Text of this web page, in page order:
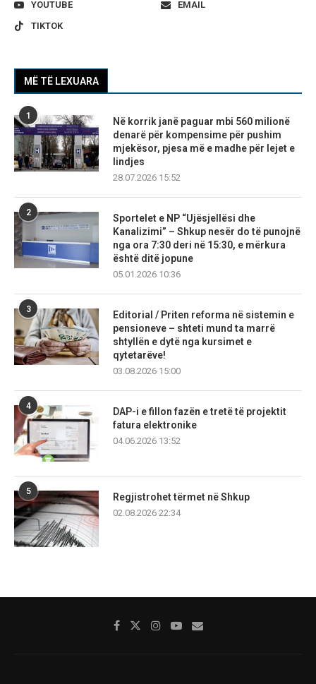
YOUTUBE
EMAIL
TIKTOK
MË TË LEXUARA
1
Në korrik janë paguar mbi 560 milionë
denarë për kompensime për pushim
mjekësor, pjesa më e madhe për lejet e
lindjes
28.07.2026 15:52
2
Sportelet e NP “Ujësjellësi dhe
Kanalizimi” – Shkup nesër do të punojnë
nga ora 7:30 deri në 15:30, e mërkura
është ditë jopune
05.01.2026 10:36
3
Editorial / Priten reforma në sistemin e
pensioneve – shteti mund ta marrë
shtyllën e dytë nga kursimet e
qytetarëve!
03.08.2026 15:00
4
DAP-i e fillon fazën e tretë të projektit
fatura elektronike
04.06.2026 13:52
5
Regjistrohet tërmet në Shkup
02.08.2026 22:34